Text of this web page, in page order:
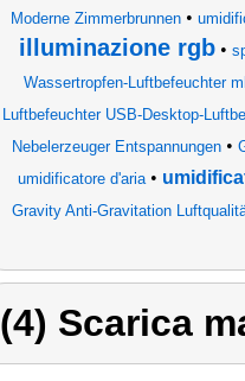
Moderne Zimmerbrunnen•
illuminazione rgb•
Wassertropfen-Luftbefeuchter
Luftbefeuchter USB-Desktop-
Nebelerzeuger Entspannungen•
umidificatore d'aria •
Gravity Anti-Gravitation
(4) Scarica